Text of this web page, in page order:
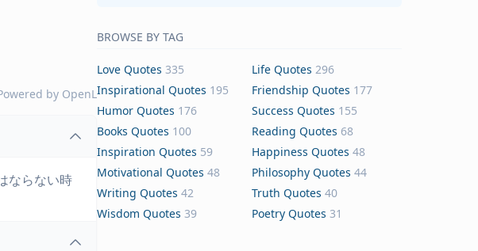
by OpenL
ならない時
BROWSE BY TAG
Love Quotes 335 Life Quotes 296
Inspirational Quotes 195 Friendship Quotes 177
Humor Quotes 176 Success Quotes 155
Books Quotes 100 Reading Quotes 68
Inspiration Quotes 59 Happiness Quotes 48
Motivational Quotes 48 Philosophy Quotes 44
Writing Quotes 42 Truth Quotes 40
Wisdom Quotes 39 Poetry Quotes 31